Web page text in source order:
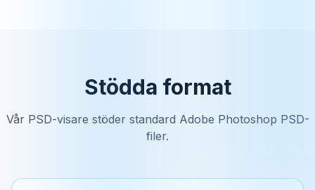
Stödda format
Vår PSD-visare stöder standard Adobe Photoshop PSD-
filer.